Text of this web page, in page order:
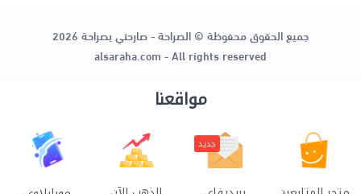
جميع الحقوق محفوظة © الصراحة - صارحني بصراحة 2026
alsaraha.com - All rights reserved